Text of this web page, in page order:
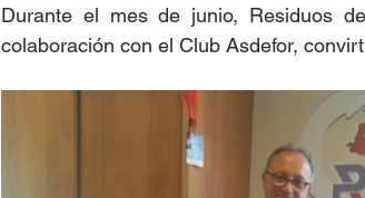
Durante el mes de junio, Residuos
colaboración con el Club Asdefor,